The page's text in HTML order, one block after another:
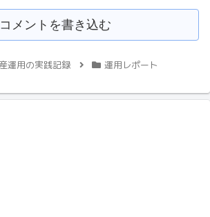
コメントを書き込む
運用の実践記録 運用レポート